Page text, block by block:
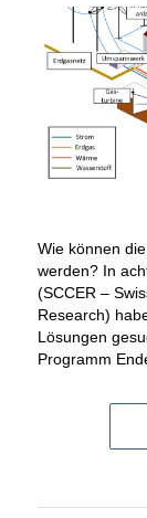
Wie können
werden? In
(SCCER –
Research)
Lösungen
Programm